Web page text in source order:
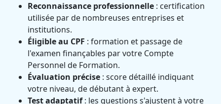
Reconnaissance professionnelle : certification
utilisée par de nombreuses entreprises et
institutions.
Éligible au CPF : formation et passage de
l'examen finançables par votre Compte
Personnel de Formation.
Évaluation précise : score détaillé indiquant
votre niveau, de débutant à expert.
Test adaptatif: les questions s'ajustent à votre